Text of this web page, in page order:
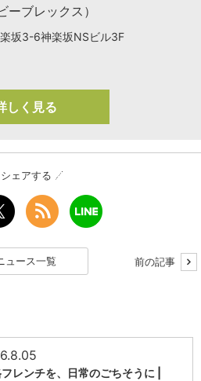
ーブレックス）
坂3-6神楽坂NSビル3F
しく見る
シェアする
ュース一覧 前の記事
レンチを、日常のごちそうに |